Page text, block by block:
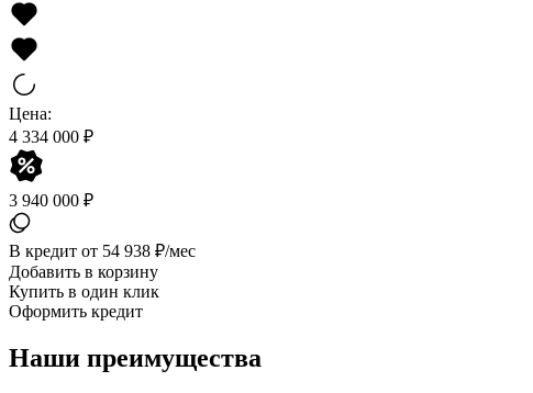
Цена:
4 334 000 ₽
3 940 000 ₽
В кредит от 54 938 ₽/мес
Добавить в корзину
Купить в один клик
Оформить кредит
Наши преимущества